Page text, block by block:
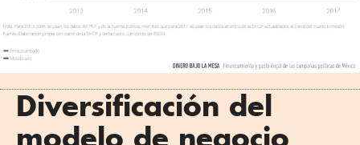
Diversificación del
modelo de negocio